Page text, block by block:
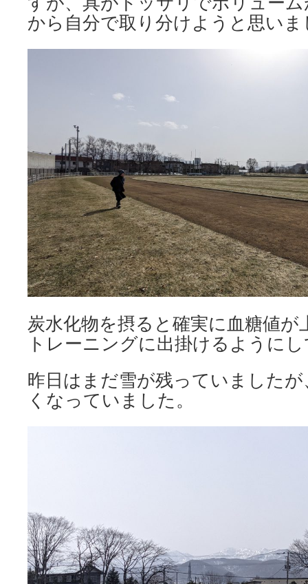
から自分で取り分けようと思いま
炭水化物を摂ると確実に血糖値
トレーニングに出掛けるように
昨日はまだ雪が残っていました
くなっていました。